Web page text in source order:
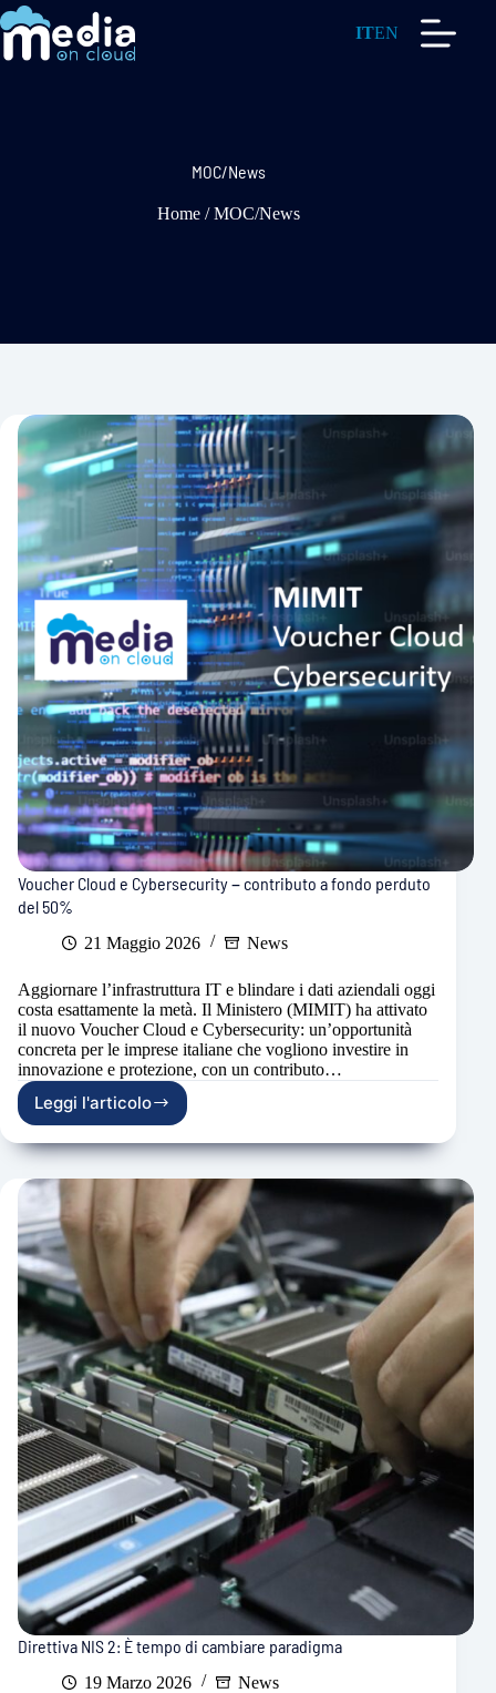
Salta
al
contenuto
ITEN
MOC/News
Home/MOC/News
Voucher Cloud e Cybersecurity – contributo a fondo perduto
del 50%
21 Maggio 2026 News
Aggiornare l’infrastruttura IT e blindare i dati aziendali oggi
costa esattamente la metà. Il Ministero (MIMIT) ha attivato
il nuovo Voucher Cloud e Cybersecurity: un’opportunità
concreta per le imprese italiane che vogliono investire in
innovazione e protezione, con un contributo…
Leggi l'articolo
Voucher
e
Cybersecurity
contributo
a
perduto
del
50%
Direttiva NIS 2: È tempo di cambiare paradigma
19 Marzo 2026 News